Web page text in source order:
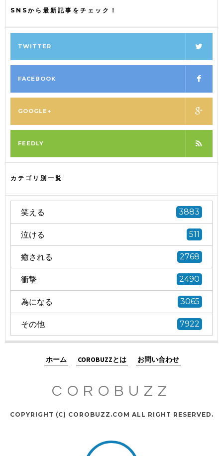
SNSから最新記事をチェック！
TWITTER
FACEBOOK
GOOGLE+
FEEDLY
カテゴリ別一覧
笑える 3883
泣ける 511
癒される 2768
衝撃 2490
為になる 3065
その他 7922
ホーム COROBUZZとは お問い合わせ
COROBUZZ
COPYRIGHT (C) COROBUZZ.COM ALL RIGHT RESERVED.